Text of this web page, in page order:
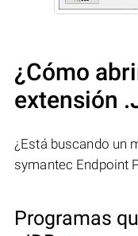
¿Cómo
extensión
¿Está buscando un
symantec Endpoint
Programas